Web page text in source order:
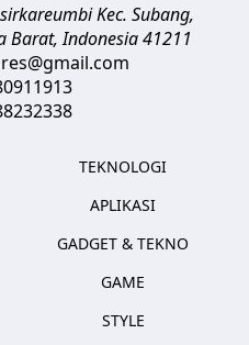
Kec. Subang,
Barat,Indonesia41211
TEKNOLOGI
APLIKASI
GADGET & TEKNO
GAME
STYLE